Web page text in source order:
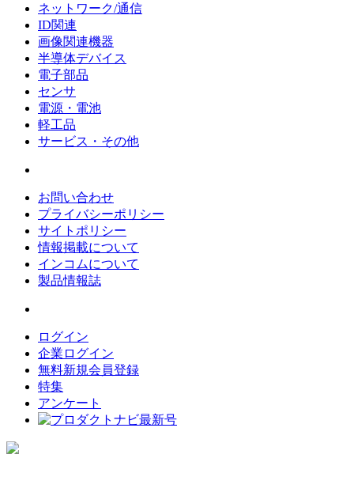
ネットワーク/通信
ID関連
画像関連機器
半導体デバイス
電子部品
センサ
電源・電池
軽工品
サービス・その他
お問い合わせ
プライバシーポリシー
サイトポリシー
情報掲載について
インコムについて
製品情報誌
ログイン
企業ログイン
無料新規会員登録
特集
アンケート